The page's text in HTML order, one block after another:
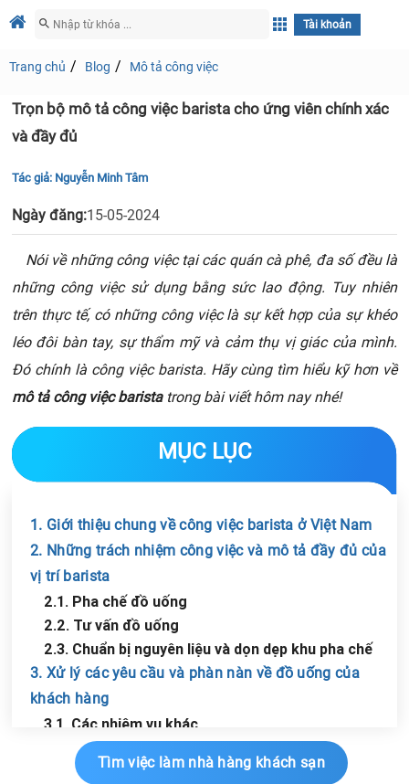
Tài khoản
Trang chủ Blog Mô tả công việc
Trọn bộ mô tả công việc barista cho ứng viên chính xác
và đầy đủ
Tác giả: Nguyễn Minh Tâm
Ngày đăng:15-05-2024
Nói về những công việc tại các quán cà phê, đa số đều là
những công việc sử dụng bằng sức lao động. Tuy nhiên
trên thực tế, có những công việc là sự kết hợp của sự khéo
léo đôi bàn tay, sự thẩm mỹ và cảm thụ vị giác của mình.
Đó chính là công việc barista. Hãy cùng tìm hiểu kỹ hơn về
mô tả công việc baristatrong bài viết hôm nay nhé!
MỤC LỤC
1. Giới thiệu chung về công việc barista ở Việt Nam
2. Những trách nhiệm công việc và mô tả đầy đủ của
vị trí barista
2.1. Pha chế đồ uống
2.2. Tư vấn đồ uống
2.3. Chuẩn bị nguyên liệu và dọn dẹp khu pha chế
3. Xử lý các yêu cầu và phàn nàn về đồ uống của
khách hàng
3.1. Các nhiệm vụ khác
4. Tiêu chí khi tuyển dụng vị trí barista
5. Mức lương và đãi ngộ cho các barista
Chia sẻ tin với bạn bè
Tìm việc làm nhà hàng khách sạn